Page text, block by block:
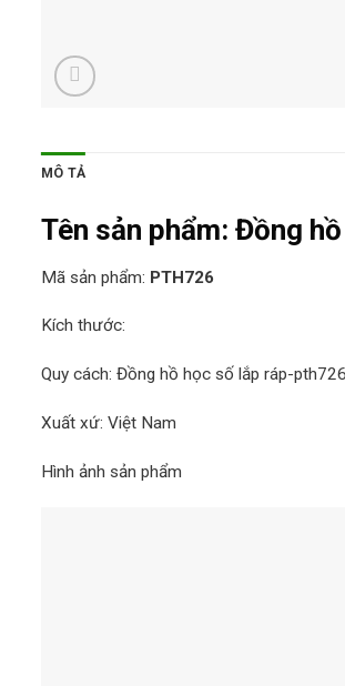
MÔ TẢ
Tên sản phẩm: Đồng
Mã sản phẩm: PTH726
Kích thước:
Quy cách: Đồng hồ học số lắp ráp-
Xuất xứ: Việt Nam
Hình ảnh sản phẩm